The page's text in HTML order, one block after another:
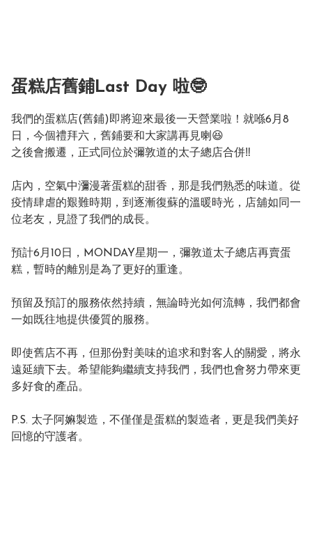
蛋糕店舊鋪Last Day 啦🤓
我們的蛋糕店(舊鋪)即將迎來最後一天營業啦！就喺6月8
日，今個禮拜六，舊鋪要和大家講再見喇😆
之後會搬遷，正式同位於彌敦道的太子總店合併‼️
店內，空氣中瀰漫著蛋糕的甜香，那是我們熟悉的味道。從
疫情肆虐的艱難時期，到逐漸復蘇的溫暖時光，店舖如同一
位老友，見證了我們的成長。
預計6月10日，MONDAY星期一，彌敦道太子總店再賣蛋
糕，暫時的離別是為了更好的重逢。
預留及預訂的服務依然持續，無論時光如何流轉，我們都會
一如既往地提供優質的服務。
即使舊店不再，但那份對美味的追求和對客人的關愛，將永
遠延續下去。希望能夠繼續支持我們，我們也會努力帶來更
多好食的產品。
P.S. 太子阿嫲製造，不僅僅是蛋糕的製造者，更是我們美好
回憶的守護者。